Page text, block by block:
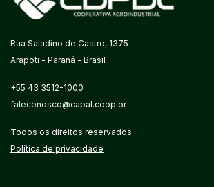
Rua Saladino de Castro, 1375
Arapoti - Paraná - Brasil
+55 43 3512-1000
faleconosco@capal.coop.br
Todos os direitos reservados
Política de privacidade